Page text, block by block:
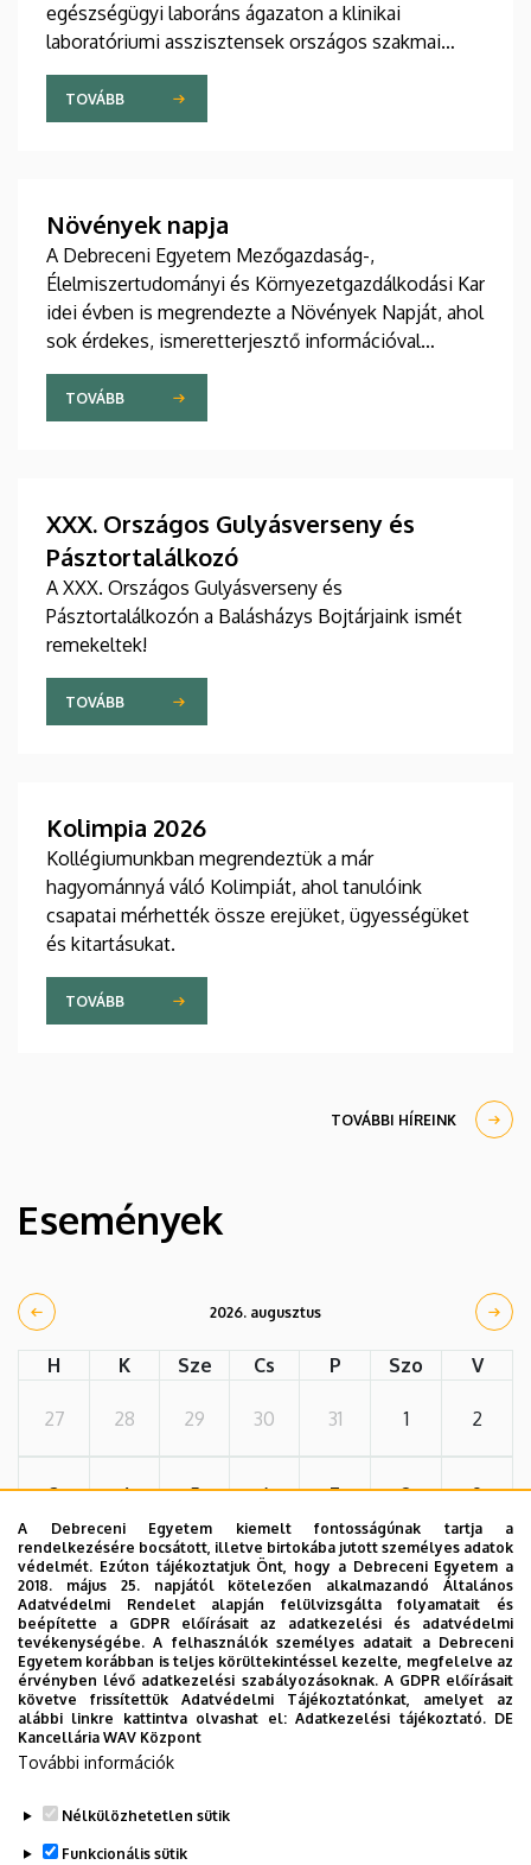
egészségügyi laboráns ágazaton a klinikai
laboratóriumi asszisztensek országos szakmai
tanulmányi versenyét.
TOVÁBB
Növények napja
A Debreceni Egyetem Mezőgazdaság-,
Élelmiszertudományi és Környezetgazdálkodási Kar
idei évben is megrendezte a Növények Napját, ahol
sok érdekes, ismeretterjesztő információval
gazdagodhattak a látogatók.
TOVÁBB
XXX. Országos Gulyásverseny és
Pásztortalálkozó
A XXX. Országos Gulyásverseny és
Pásztortalálkozón a Balásházys Bojtárjaink ismét
remekeltek!
TOVÁBB
Kolimpia 2026
Kollégiumunkban megrendeztük a már
hagyománnyá váló Kolimpiát, ahol tanulóink
csapatai mérhették össze erejüket, ügyességüket
és kitartásukat.
TOVÁBB
TOVÁBBI HÍREINK
Események
2026. augusztus
H K Sze Cs P Szo V
27 28 29 30 31 1 2
3 4 5 6 7 8 9
10 11 12 13 14 15 16
17 18 19 20 21 22 23
24 25 26 27 28 29 30
A Debreceni Egyetem kiemelt fontosságúnak tartja a
rendelkezésére bocsátott, illetve birtokába jutott személyes adatok
védelmét. Ezúton tájékoztatjuk Önt, hogy a Debreceni Egyetem a
2018. május 25. napjától kötelezően alkalmazandó Általános
Adatvédelmi Rendelet alapján felülvizsgálta folyamatait és
beépítette a GDPR előírásait az adatkezelési és adatvédelmi
tevékenységébe. A felhasználók személyes adatait a Debreceni
Egyetem korábban is teljes körültekintéssel kezelte, megfelelve az
érvényben lévő adatkezelési szabályozásoknak. A GDPR előírásait
követve frissítettük Adatvédelmi Tájékoztatónkat, amelyet az
alábbi linkre kattintva olvashat el:Adatkezelési tájékoztató. DE
Kancellária WAV Központ
További információk
Nélkülözhetetlen sütik
Funkcionális sütik